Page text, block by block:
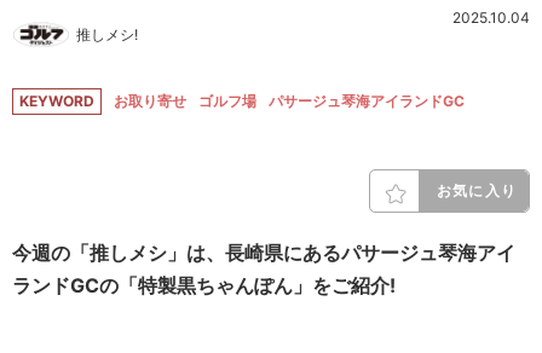
推しメシ!
2025.10.04
KEYWORD お取り寄せ ゴルフ場 パサージュ琴海アイランドGC
お気に入り
今週の「推しメシ」は、長崎県にあるパサージュ琴海アイ
ランドGCの「特製黒ちゃんぽん」をご紹介!